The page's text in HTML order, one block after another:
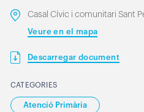
Casal Cívic i comunitari Sant
Veure en el mapa
Descarregar document
CATEGORIES
Atenció Primària